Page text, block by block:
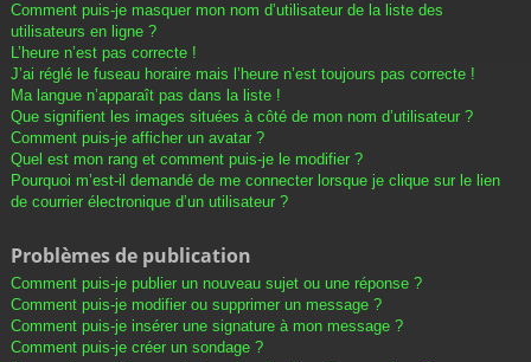
Comment puis-je masquer mon nom d’utilisateur de la liste des
utilisateurs en ligne ?
L’heure n’est pas correcte !
J’ai réglé le fuseau horaire mais l’heure n’est toujours pas correcte !
Ma langue n’apparaît pas dans la liste !
Que signifient les images situées à côté de mon nom d’utilisateur ?
Comment puis-je afficher un avatar ?
Quel est mon rang et comment puis-je le modifier ?
Pourquoi m’est-il demandé de me connecter lorsque je clique sur le lien
de courrier électronique d’un utilisateur ?
Problèmes de publication
Comment puis-je publier un nouveau sujet ou une réponse ?
Comment puis-je modifier ou supprimer un message ?
Comment puis-je insérer une signature à mon message ?
Comment puis-je créer un sondage ?